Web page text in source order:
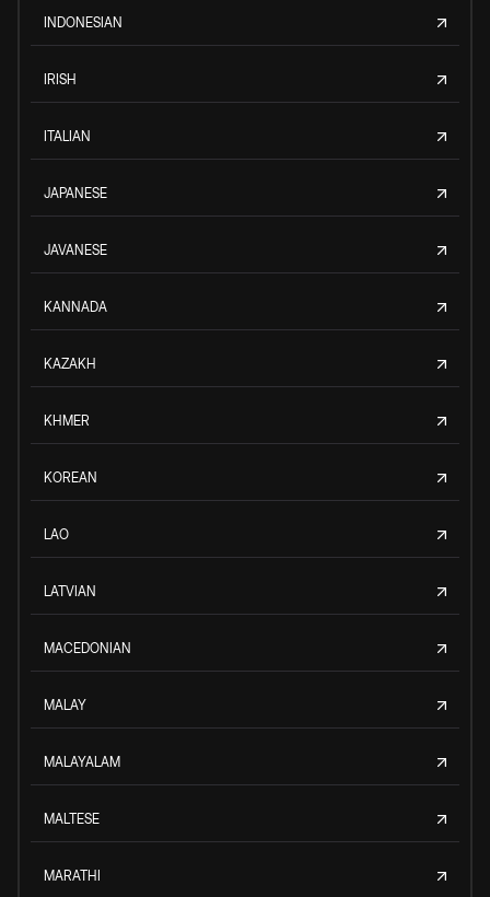
INDONESIAN
IRISH
ITALIAN
JAPANESE
JAVANESE
KANNADA
KAZAKH
KHMER
KOREAN
LAO
LATVIAN
MACEDONIAN
MALAY
MALAYALAM
MALTESE
MARATHI